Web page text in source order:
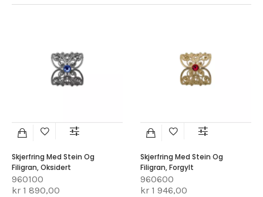
Skjerfring Med Stein Og
Filigran, Oksidert
960100
kr 1 890,00
Skjerfring Med Stein Og
Filigran, Forgylt
960600
kr 1 946,00